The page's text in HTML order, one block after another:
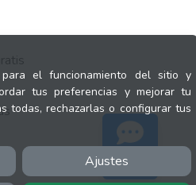
para el funcionamiento del sitio y
tus preferencias y mejorar tu
todas, rechazarlas o configurar tus
AjustesSoporte